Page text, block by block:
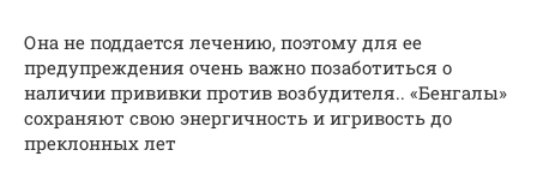
Она не поддается лечению, поэтому для ее
предупреждения очень важно позаботиться о
наличии прививки против возбудителя.. «Бенгалы»
сохраняют свою энергичность и игривость до
преклонных лет